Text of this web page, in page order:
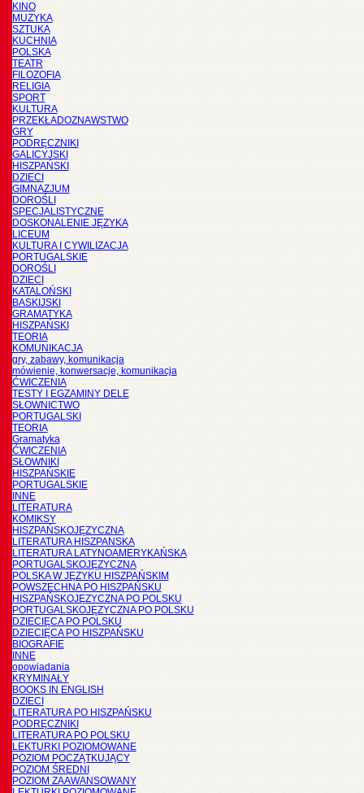
KINO
MUZYKA
SZTUKA
KUCHNIA
POLSKA
TEATR
FILOZOFIA
RELIGIA
SPORT
KULTURA
PRZEKŁADOZNAWSTWO
GRY
PODRĘCZNIKI
GALICYJSKI
HISZPAŃSKI
DZIECI
GIMNAZJUM
DOROŚLI
SPECJALISTYCZNE
DOSKONALENIE JĘZYKA
LICEUM
KULTURA I CYWILIZACJA
PORTUGALSKIE
DOROŚLI
DZIECI
KATALOŃSKI
BASKIJSKI
GRAMATYKA
HISZPAŃSKI
TEORIA
KOMUNIKACJA
gry, zabawy, komunikacja
mówienie, konwersacje, komunikacja
ĆWICZENIA
TESTY I EGZAMINY DELE
SŁOWNICTWO
PORTUGALSKI
TEORIA
Gramatyka
ĆWICZENIA
SŁOWNIKI
HISZPAŃSKIE
PORTUGALSKIE
INNE
LITERATURA
KOMIKSY
HISZPAŃSKOJĘZYCZNA
LITERATURA HISZPANSKA
LITERATURA LATYNOAMERYKAŃSKA
PORTUGALSKOJĘZYCZNA
POLSKA W JĘZYKU HISZPAŃSKIM
POWSZECHNA PO HISZPAŃSKU
HISZPAŃSKOJĘZYCZNA PO POLSKU
PORTUGALSKOJĘZYCZNA PO POLSKU
DZIECIĘCA PO POLSKU
DZIECIĘCA PO HISZPAŃSKU
BIOGRAFIE
INNE
opowiadania
KRYMINAŁY
BOOKS IN ENGLISH
DZIECI
LITERATURA PO HISZPAŃSKU
PODRĘCZNIKI
LITERATURA PO POLSKU
LEKTURKI POZIOMOWANE
POZIOM POCZĄTKUJĄCY
POZIOM ŚREDNI
POZIOM ZAAWANSOWANY